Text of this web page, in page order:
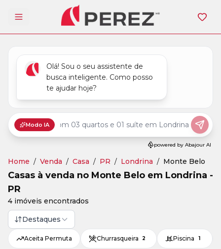
Abrir menu
Home / Venda / Casa / PR / Londrina / Monte Belo
Casas à venda no Monte Belo em Londrina -
PR
4 imóveis encontrados
Destaques
Aceita Permuta Churrasqueira 2 Piscina 1